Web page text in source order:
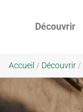
Découvrir
Accueil / Découvrir /